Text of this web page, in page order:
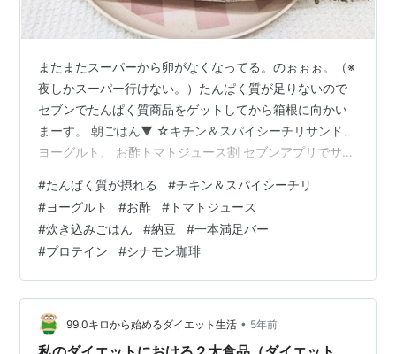
またまたスーパーから卵がなくなってる。のぉぉぉ。（※
夜しかスーパー行けない。）たんぱく質が足りないので
セブンでたんぱく質商品をゲットしてから箱根に向かい
まーす。 朝ごはん▼ ☆キチン＆スパイシーチリサンド、
ヨーグルト、 お酢トマトジュース割 セブンアプリでサン
気に豪華♡ヨーグルトも凄いで水切りして濃厚だしバナ
ナ味のプロテイントッピングしてるからむしろ朝からた
んぱく質過多で逆に体に悪くね？(ﾟ∀ﾟ)ｱﾋｬ 昼休憩 1回め
▼ ☆炊き込みごはん、納豆、お酢トマトジュース割 お酢
のトマトジュース割いいよ、いいかも！ずっと立ちっぱ
なしでも足が疲れにくく…
#たんぱく質が摂れる #チキン＆スパイシーチリ
#ヨーグルト #お酢 # トマトジュース
#炊き込みごはん #納豆 #一本満足バー
#プロテイン #シナモン珈琲
99.0キロから始めるダイエット生活 • 5年前